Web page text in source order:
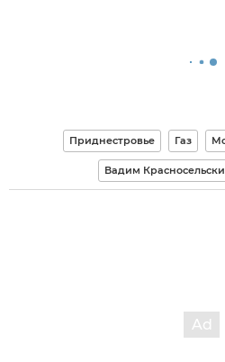
Приднестровье Газ
Вадим